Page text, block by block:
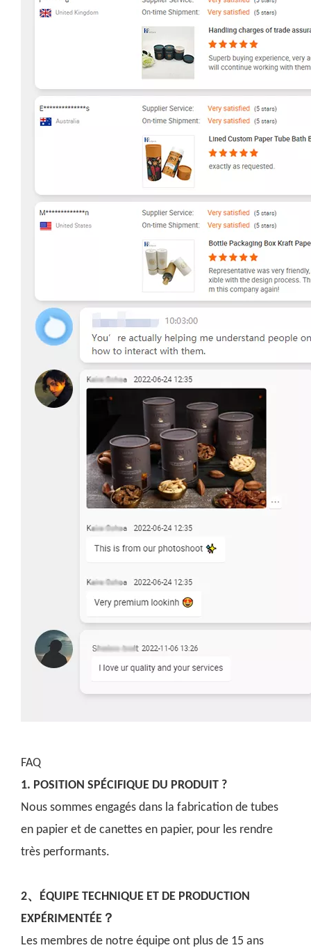
FAQ
1. POSITION SPÉCIFIQUE DU PRODUIT ?
Nous sommes engagés dans la fabrication de tubes
en papier et de canettes en papier, pour les rendre
très performants.
2、ÉQUIPE TECHNIQUE ET DE PRODUCTION
EXPÉRIMENTÉE？
Les membres de notre équipe ont plus de 15 ans